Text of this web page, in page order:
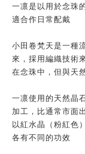
一凛是以用於念珠
適合作日常配戴
小田卷梵天是一種
來，採用編織技術
在念珠中，但與天
一凛使用的天然晶
加工， 比通常市面
以紅水晶（粉紅色
各有不同的功效